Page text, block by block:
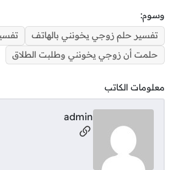
وسوم:
تفسير حلم زوجي يخونني بالهاتف
حلمت أن زوجي يخونني وطلبت الطلاق
معلومات الكاتب
admin
مواقع التواصل